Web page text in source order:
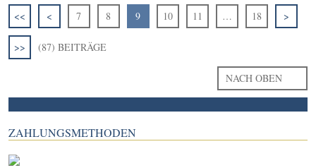
<< < 7 8 9 10 11 … 18 >
>> (87) BEITRÄGE
NACH OBEN
ZAHLUNGSMETHODEN